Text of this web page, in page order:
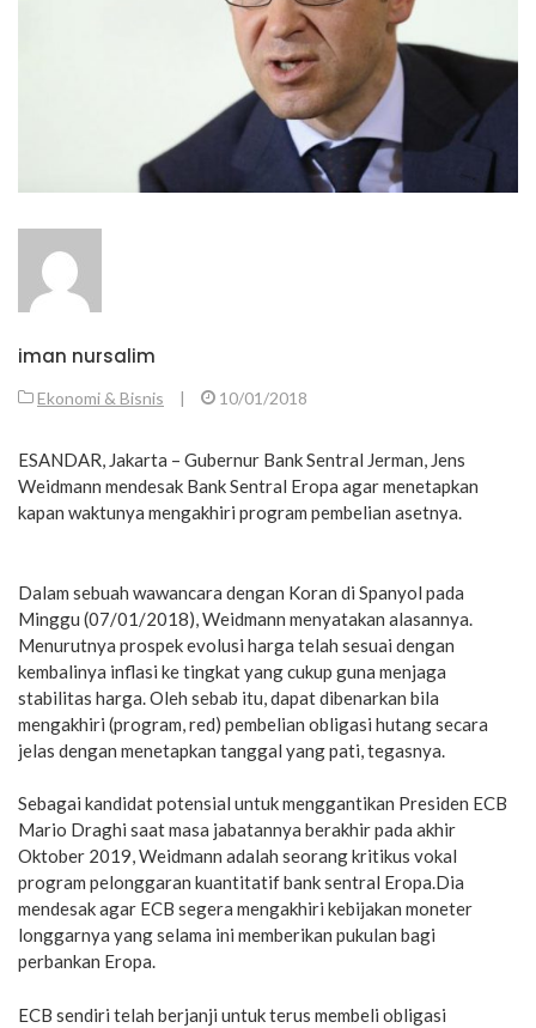
iman nursalim
Ekonomi & Bisnis | 10/01/2018
ESANDAR, Jakarta – Gubernur Bank Sentral Jerman, Jens
Weidmann mendesak Bank Sentral Eropa agar menetapkan
kapan waktunya mengakhiri program pembelian asetnya.
Dalam sebuah wawancara dengan Koran di Spanyol pada
Minggu (07/01/2018), Weidmann menyatakan alasannya.
Menurutnya prospek evolusi harga telah sesuai dengan
kembalinya inflasi ke tingkat yang cukup guna menjaga
stabilitas harga. Oleh sebab itu, dapat dibenarkan bila
mengakhiri (program, red) pembelian obligasi hutang secara
jelas dengan menetapkan tanggal yang pati, tegasnya.
Sebagai kandidat potensial untuk menggantikan Presiden ECB
Mario Draghi saat masa jabatannya berakhir pada akhir
Oktober 2019, Weidmann adalah seorang kritikus vokal
program pelonggaran kuantitatif bank sentral Eropa.Dia
mendesak agar ECB segera mengakhiri kebijakan moneter
longgarnya yang selama ini memberikan pukulan bagi
perbankan Eropa.
ECB sendiri telah berjanji untuk terus membeli obligasi